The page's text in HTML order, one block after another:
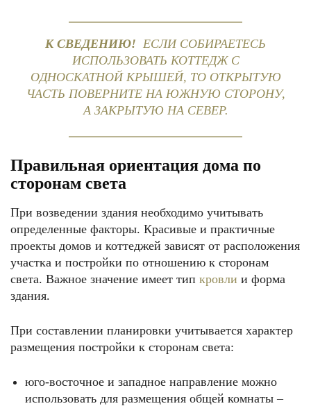
К СВЕДЕНИЮ! ЕСЛИ СОБИРАЕТЕСЬ
ИСПОЛЬЗОВАТЬ КОТТЕДЖ С
ОДНОСКАТНОЙ КРЫШЕЙ, ТО ОТКРЫТУЮ
ЧАСТЬ ПОВЕРНИТЕ НА ЮЖНУЮ СТОРОНУ,
А ЗАКРЫТУЮ НА СЕВЕР.
Правильная ориентация дома по
сторонам света
При возведении здания необходимо учитывать
определенные факторы. Красивые и практичные
проекты домов и коттеджей зависят от расположения
участка и постройки по отношению к сторонам
света. Важное значение имеет тип кровли и форма
здания.
При составлении планировки учитывается характер
размещения постройки к сторонам света:
юго-восточное и западное направление можно
использовать для размещения общей комнаты –